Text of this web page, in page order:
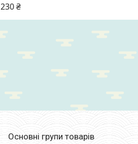
230 ₴
Основні групи товарів